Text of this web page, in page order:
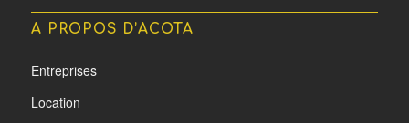
A PROPOS D’ACOTA
Entreprises
Location